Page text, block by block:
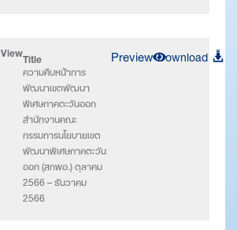
ViewTitle
ความคืบหน้าการ
พัฒนาเขตพัฒนา
พิเศษภาคตะวันออก
สำนักงานคณะ
กรรมการนโยบายเขต
พัฒนาพิเศษภาคตะวัน
ออก (สกพอ.) ตุลาคม
2566 – ธันวาคม
2566
PreviewDownload